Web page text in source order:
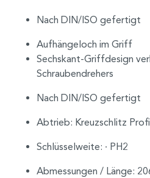
Nach DIN/ISO gefertigt
Aufhängeloch im Griff
Sechskant-Griffdesign
Schraubendrehers
Nach DIN/ISO gefertigt
Abtrieb: Kreuzschlitz
Schlüsselweite: ∙ PH2
Abmessungen / Länge: